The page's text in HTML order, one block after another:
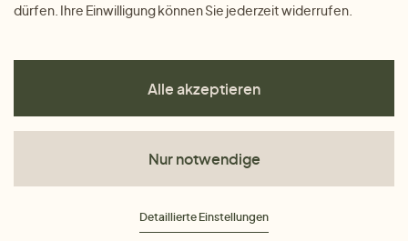
Impressum Cookies
dürfen. Ihre Einwilligung können Sie jederzeit widerrufen.
Alle akzeptieren
Nur notwendige
Detaillierte Einstellungen